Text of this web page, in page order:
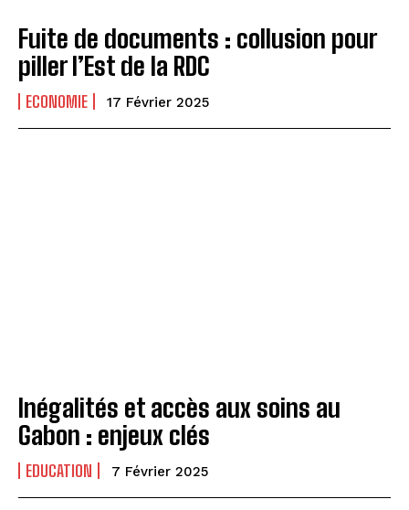
Fuite de documents : collusion pour
piller l’Est de la RDC
ECONOMIE 17 Février 2025
Inégalités et accès aux soins au
Gabon : enjeux clés
EDUCATION 7 Février 2025